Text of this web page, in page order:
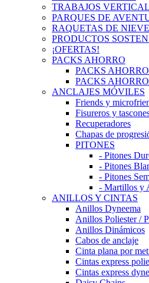
TRABAJOS
PARQUES DE
RAQUETAS DE NIEVE
PRODUCTOS
¡OFERTAS!
PACKS AHORRO
PACKS
PACKS
ANCLAJES MÓVILES
Friends y
Fisureros y
Recuperadores
Chapas de
PITONES
- Pitones
- Pitones
- Pitones
- Martillos y
ANILLOS Y CINTAS
Anillos Dyneema
Anillos Poliester /
Anillos Dinámicos
Cabos de anclaje
Cinta plana por
Cintas express
Cintas express